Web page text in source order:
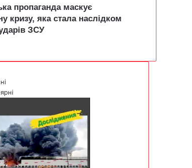
пропаганда маскує
кризу, яка стала наслідком
ЗСУ